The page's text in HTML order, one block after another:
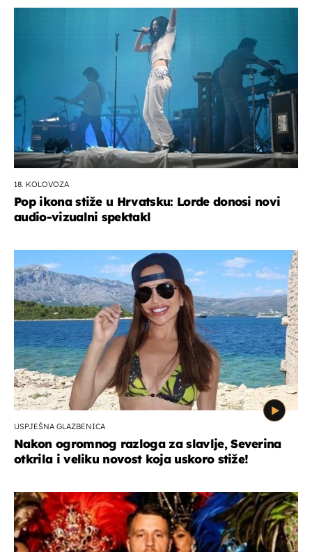
18. KOLOVOZA
Pop ikona stiže u Hrvatsku: Lorde donosi novi
audio-vizualni spektakl
USPJEŠNA GLAZBENICA
Nakon ogromnog razloga za slavlje, Severina
otkrila i veliku novost koja uskoro stiže!